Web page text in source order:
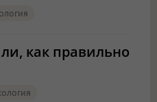
как правильно